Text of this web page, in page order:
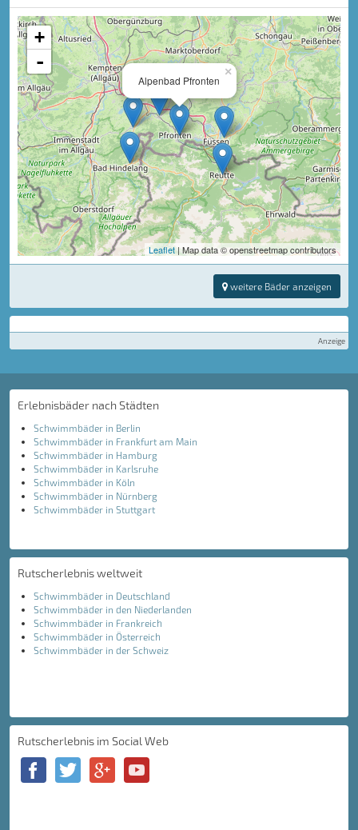
×
Alpenbad Pfronten
+
-
Leaflet| Map data © openstreetmap contributors
weitere Bäder anzeigen
Anzeige
Erlebnisbäder nach Städten
Schwimmbäder in Berlin
Schwimmbäder in Frankfurt am Main
Schwimmbäder in Hamburg
Schwimmbäder in Karlsruhe
Schwimmbäder in Köln
Schwimmbäder in Nürnberg
Schwimmbäder in Stuttgart
Rutscherlebnis weltweit
Schwimmbäder in Deutschland
Schwimmbäder in den Niederlanden
Schwimmbäder in Frankreich
Schwimmbäder in Österreich
Schwimmbäder in der Schweiz
Rutscherlebnis im Social Web